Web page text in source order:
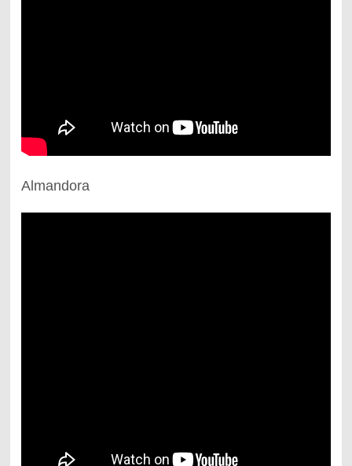
Almandora